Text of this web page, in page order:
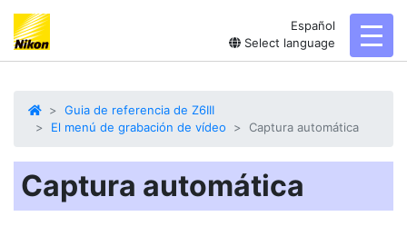
Español
Select language
Guia de referencia de Z6III
El menú de grabación de vídeo
Captura automática
Captura automática